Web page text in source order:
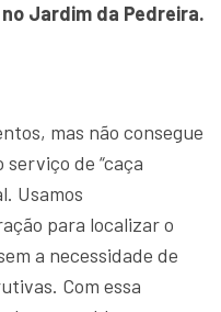
Jardim da Pedreira.
mas não consegue
de “caça
Usamos
para localizar o
a necessidade de
Com essa